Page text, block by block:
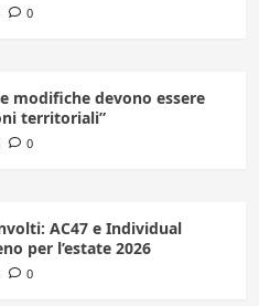
0
modifiche devono essere
territoriali”
0
AC47 e Individual
per l’estate 2026
0